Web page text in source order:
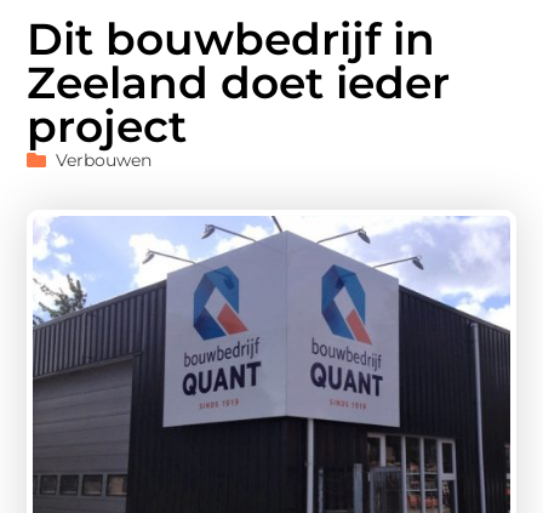
Dit bouwbedrijf in
Zeeland doet ieder
project
Verbouwen